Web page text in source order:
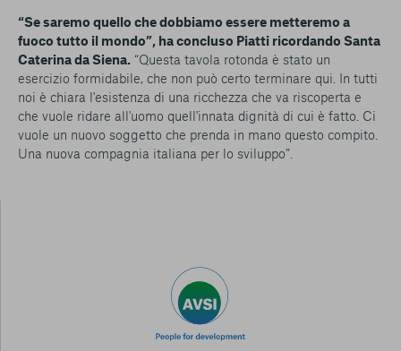
“Se saremo quello che dobbiamo essere metteremo a
fuoco tutto il mondo”, ha concluso Piatti ricordando Santa
Caterina da Siena. “Questa tavola rotonda è stato un
esercizio formidabile, che non può certo terminare qui. In tutti
noi è chiara l'esistenza di una ricchezza che va riscoperta e
che vuole ridare all'uomo quell'innata dignità di cui è fatto. Ci
vuole un nuovo soggetto che prenda in mano questo compito.
Una nuova compagnia italiana per lo sviluppo”.